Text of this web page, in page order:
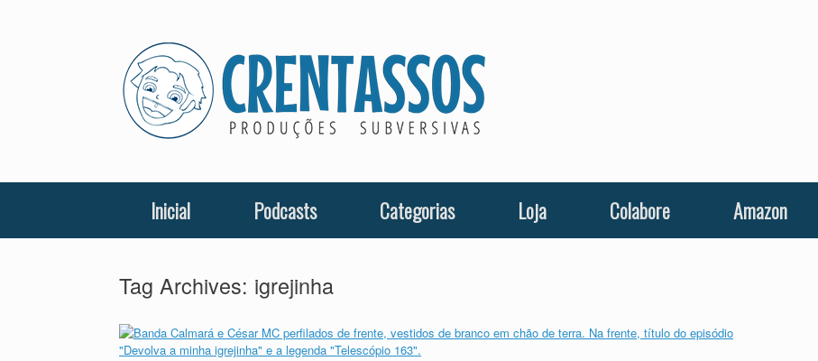
Inicial Podcasts Categorias Loja Colabore Amazon
Tag Archives: igrejinha